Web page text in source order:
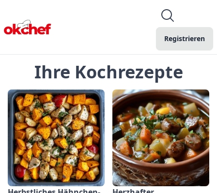
Registrieren
Ihre Kochrezepte